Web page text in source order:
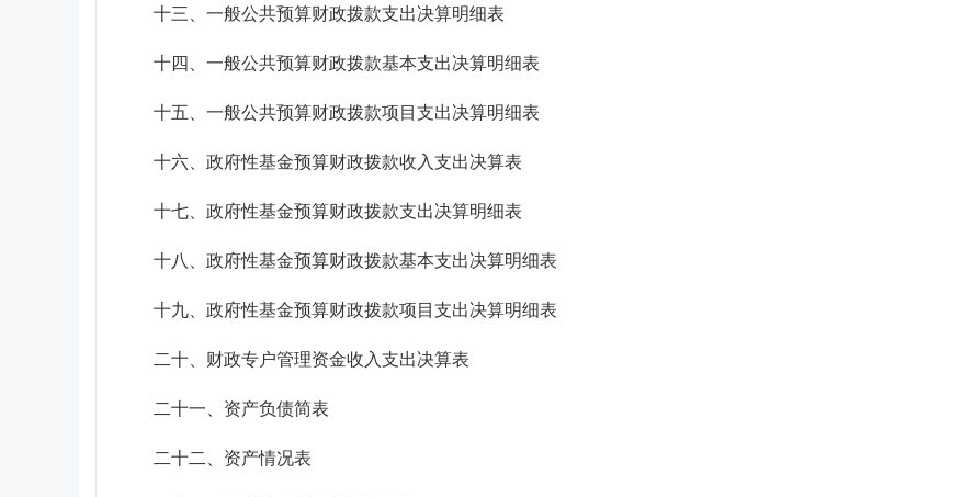
十三、一般公共预算财政拨款支出决算明细表
十四、一般公共预算财政拨款基本支出决算明细表
十五、一般公共预算财政拨款项目支出决算明细表
十六、政府性基金预算财政拨款收入支出决算表
十七、政府性基金预算财政拨款支出决算明细表
十八、政府性基金预算财政拨款基本支出决算明细表
十九、政府性基金预算财政拨款项目支出决算明细表
二十、财政专户管理资金收入支出决算表
二十一、资产负债简表
二十二、资产情况表